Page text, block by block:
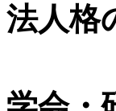
法人格